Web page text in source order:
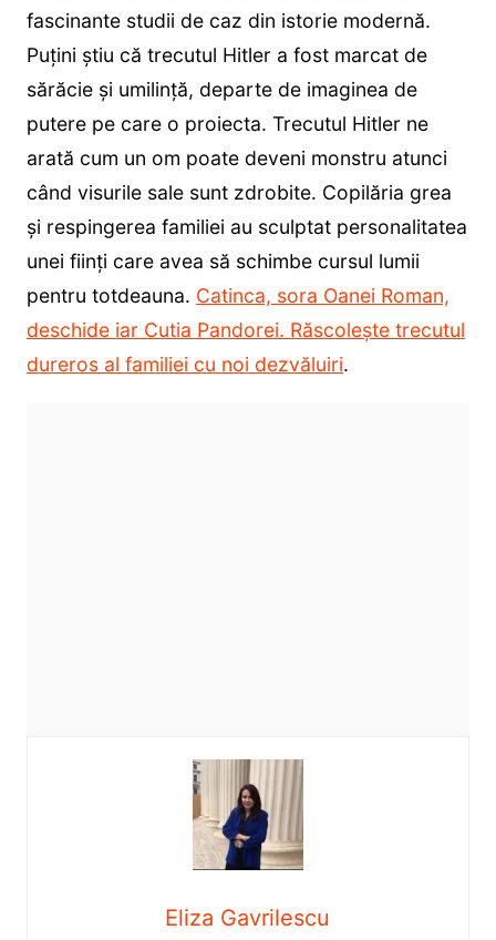
fascinante studii de caz din istorie modernă.
Puțini știu că trecutul Hitler a fost marcat de
sărăcie și umilință, departe de imaginea de
putere pe care o proiecta. Trecutul Hitler ne
arată cum un om poate deveni monstru atunci
când visurile sale sunt zdrobite. Copilăria grea
și respingerea familiei au sculptat personalitatea
unei ființi care avea să schimbe cursul lumii
pentru totdeauna. Catinca, sora Oanei Roman,
deschide iar Cutia Pandorei. Răscolește trecutul
dureros al familiei cu noi dezvăluiri.
Eliza Gavrilescu